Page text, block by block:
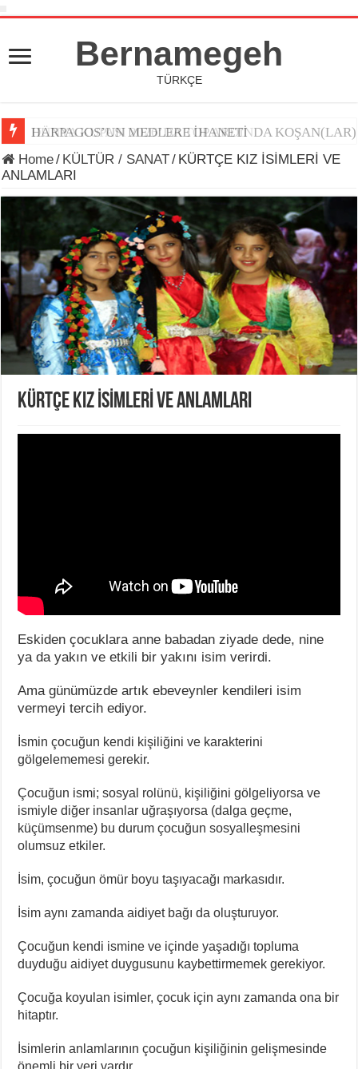
Bernamegeh
TÜRKÇE
DÜNYA KUPASI 2026’DA TOP ARDINDA
Home/ KÜLTÜR / SANAT/ KÜRTÇE KIZ İSİMLERİ VE
ANLAMLARI
KÜRTÇE KIZ İSİMLERİ VE ANLAMLARI
Eskiden çocuklara anne babadan ziyade dede, nine
ya da yakın ve etkili bir yakını isim verirdi.
Ama günümüzde artık ebeveynler kendileri isim
vermeyi tercih ediyor.
İsmin çocuğun kendi kişiliğini ve karakterini
gölgelememesi gerekir.
Çocuğun ismi; sosyal rolünü, kişiliğini gölgeliyorsa ve
ismiyle diğer insanlar uğraşıyorsa (dalga geçme,
küçümsenme) bu durum çocuğun sosyalleşmesini
olumsuz etkiler.
İsim, çocuğun ömür boyu taşıyacağı markasıdır.
İsim aynı zamanda aidiyet bağı da oluşturuyor.
Çocuğun kendi ismine ve içinde yaşadığı topluma
duyduğu aidiyet duygusunu kaybettirmemek gerekiyor.
Çocuğa koyulan isimler, çocuk için aynı zamanda ona bir
hitaptır.
İsimlerin anlamlarının çocuğun kişiliğinin gelişmesinde
önemli bir yeri vardır.